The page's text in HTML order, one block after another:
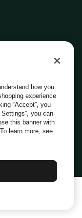
Etico
dpo@everli.com
how you
experience
“Accept”, you
you can
this banner with
learn more, see